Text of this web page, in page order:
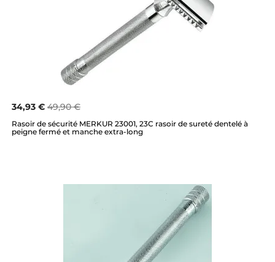
34,93 € 49,90 €
Rasoir de sécurité MERKUR 23001, 23C rasoir de sureté dentelé à
peigne fermé et manche extra-long